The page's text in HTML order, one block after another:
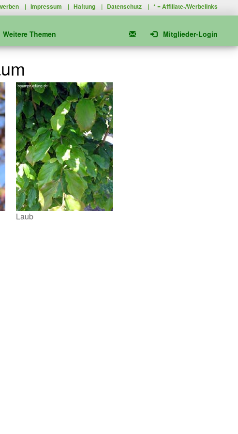
|Impressum |Haftung | Datenschutz | * =Affiliate-/Werbelinks
Weitere Themen Mitglieder-Login
Laub